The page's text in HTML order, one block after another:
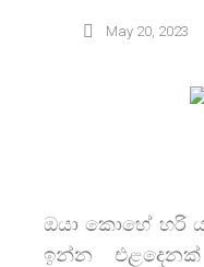
May 20, 2023
ඔයා කොහේ හරි
ඉන්න